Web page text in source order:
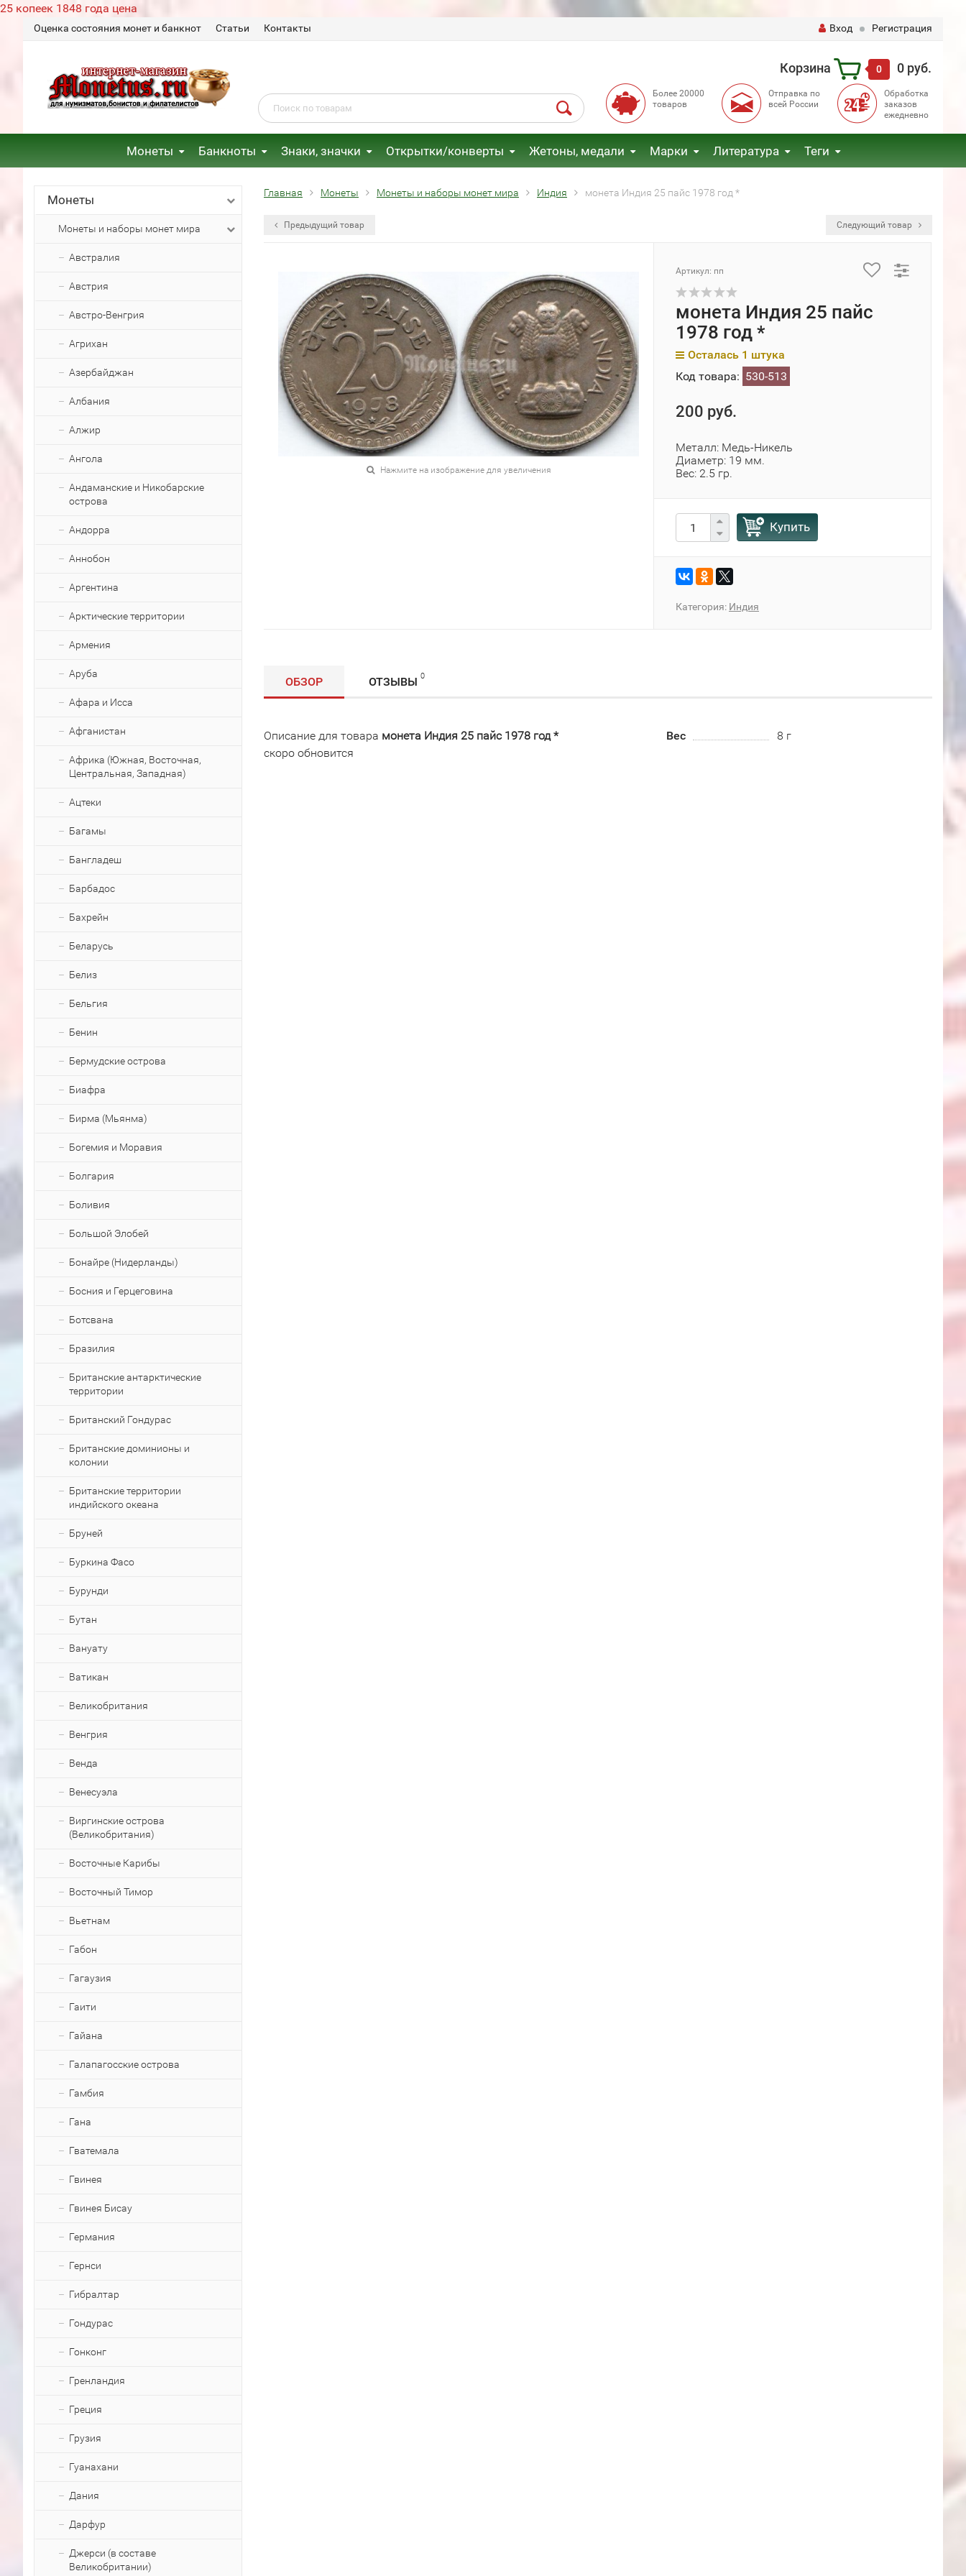
25 копеек 1848 года цена
Оценка состояния монет и банкнот Статьи Контакты Вход Регистрация
Корзина 0 0 руб.
Более 20000
товаров
Отправка по
всей России
Обработка
заказов
ежедневно
Монеты Банкноты Знаки, значки Открытки/конверты Жетоны, медали Марки Литература Теги
Монеты
Монеты и наборы монет мира
Австралия
Австрия
Австро-Венгрия
Агрихан
Азербайджан
Албания
Алжир
Ангола
Андаманские и Никобарские
острова
Андорра
Аннобон
Аргентина
Арктические территории
Армения
Аруба
Афара и Исса
Афганистан
Африка (Южная, Восточная,
Центральная, Западная)
Ацтеки
Багамы
Бангладеш
Барбадос
Бахрейн
Беларусь
Белиз
Бельгия
Бенин
Бермудские острова
Биафра
Бирма (Мьянма)
Богемия и Моравия
Болгария
Боливия
Большой Элобей
Бонайре (Нидерланды)
Босния и Герцеговина
Ботсвана
Бразилия
Британские антарктические
территории
Британский Гондурас
Британские доминионы и
колонии
Британские территории
индийского океана
Бруней
Буркина Фасо
Бурунди
Бутан
Вануату
Ватикан
Великобритания
Венгрия
Венда
Венесуэла
Виргинские острова
(Великобритания)
Восточные Карибы
Восточный Тимор
Вьетнам
Габон
Гагаузия
Гаити
Гайана
Галапагосские острова
Гамбия
Гана
Гватемала
Гвинея
Гвинея Бисау
Германия
Гернси
Гибралтар
Гондурас
Гонконг
Гренландия
Греция
Грузия
Гуанахани
Дания
Дарфур
Джерси (в составе
Великобритании)
Главная Монеты Монеты и наборы монет мира Индия монета Индия 25 пайс 1978 год *
Предыдущий товар Следующий товар
Нажмите на изображение для увеличения
Артикул: пп
монета Индия 25 пайс
1978 год *
Осталась 1 штука
Код товара: 530-513
200 руб.
Металл: Медь-Никель
Диаметр: 19 мм.
Вес: 2.5 гр.
Купить
Категория: Индия
ОБЗОР ОТЗЫВЫ 0
Описание для товара монета Индия 25 пайс 1978 год *
скоро обновится
Вес 8 г